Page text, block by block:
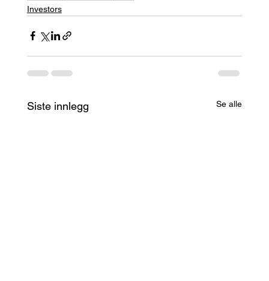
Investors
Siste innlegg Se alle